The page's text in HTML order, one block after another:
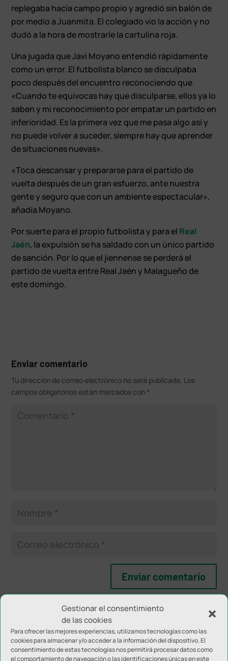
Gestionar el consentimiento
de las cookies
Para ofrecer las mejores experiencias, utilizamos tecnologías como las
cookies para almacenar y/o acceder a la información del dispositivo. El
consentimiento de estas tecnologías nos permitirá procesar datos como
el comportamiento de navegación o las identificaciones únicas en este
replegaba hacia campo propio y agredió sin balón de
por medio a Juanmita. El colegiado vio la acción y no
dudó a la hora de mostrarle la cartulina roja.
Una jugada que Javi Moyano entendió rápidamente
como un error. El futbolista blanco se disculpaba
poco después del encuentro reconociendo que
«Cuando te equivocas hay que disculparse, ellos ya lo
saben y mi reconocimiento por empatar un partido en
inferioridad. Es la primera vez que me pasa algo así y
no puede volver a suceder, siempre hay que aprender
de situaciones nuevas».
«Toca descansar y prepararse para el partido de
vuelta después de un gran esfuerzo, ante nuestra
gente y seguro que con un ambiente espectacular»,
añadía Moyano.
Por suerte para el propio futbolista y para el Real
Jaén, la expulsión se ha saldado con un único partido
de sanción. Por lo que el jiennense se perderá el
partido de vuelta entre Real Jaén y Malagueño de
este domingo.
Enviar comentario
Tu dirección de correo electrónico no será publicada. Los
campos obligatorios están marcados con *
NOTICIAS RELACIONADAS